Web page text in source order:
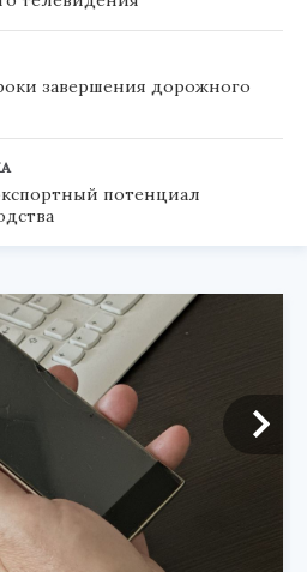
завершения дорожного
потенциал